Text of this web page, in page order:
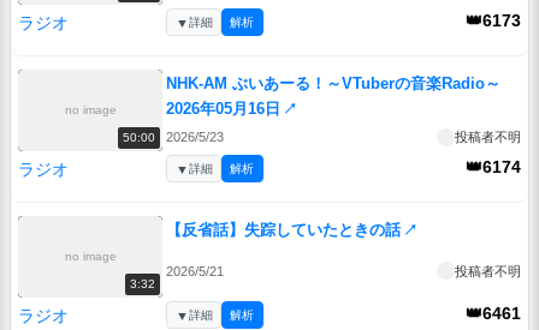
ラジオ 👑6173
▼詳細 解析
no image
50:00
NHK-AM ぶいあーる！～VTuberの音楽Radio～
2026年05月16日 ↗
2026/5/23 投稿者不明
ラジオ 👑6174
▼詳細 解析
no image
3:32
【反省話】失踪していたときの話 ↗
2026/5/21 投稿者不明
ラジオ 👑6461
▼詳細 解析